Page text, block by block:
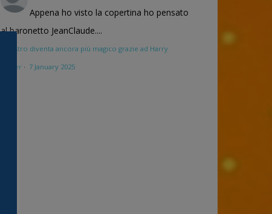
Appena ho visto la copertina ho pensato
al baronetto JeanClaude....
Maestro diventa ancora più magico grazie ad Harry
Potter · 7 January 2025